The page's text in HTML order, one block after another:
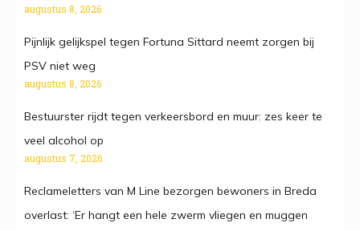
augustus 8, 2026
Pijnlijk gelijkspel tegen Fortuna Sittard neemt zorgen bij
PSV niet weg
augustus 8, 2026
Bestuurster rijdt tegen verkeersbord en muur: zes keer te
veel alcohol op
augustus 7, 2026
Reclameletters van M Line bezorgen bewoners in Breda
overlast: ‘Er hangt een hele zwerm vliegen en muggen